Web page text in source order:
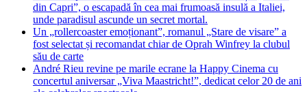
din Capri”, o escapadă în cea mai frumoasă insulă a Italiei,
unde paradisul ascunde un secret mortal.
Un „rollercoaster emoționant”, romanul „Stare de visare” a
fost selectat și recomandat chiar de Oprah Winfrey la clubul
său de carte
André Rieu revine pe marile ecrane la Happy Cinema cu
concertul aniversar „Viva Maastricht!”, dedicat celor 20 de ani